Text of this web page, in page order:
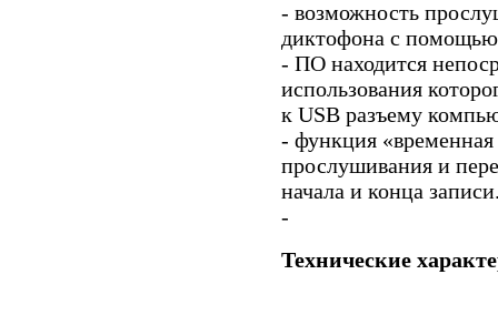
- возможность
диктофона с
- ПО находится
использования
к USB разъему
- функция
прослушивания и
начала и конца
-
Технические